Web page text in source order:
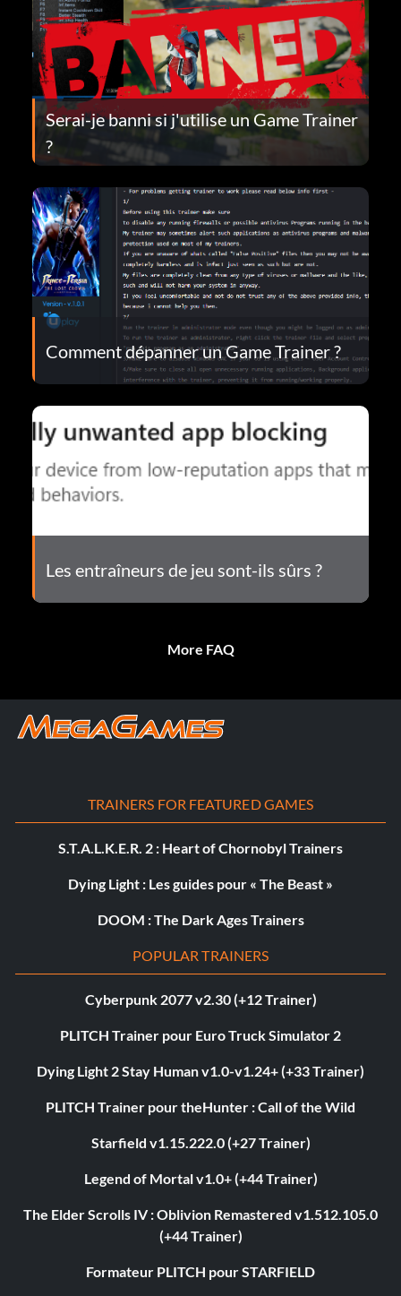
Serai-je banni si j'utilise un Game Trainer
?
Comment dépanner un Game Trainer ?
Les entraîneurs de jeu sont-ils sûrs ?
More FAQ
TRAINERS FOR FEATURED GAMES
S.T.A.L.K.E.R. 2 : Heart of Chornobyl Trainers
Dying Light : Les guides pour « The Beast »
DOOM : The Dark Ages Trainers
POPULAR TRAINERS
Cyberpunk 2077 v2.30 (+12 Trainer)
PLITCH Trainer pour Euro Truck Simulator 2
Dying Light 2 Stay Human v1.0-v1.24+ (+33 Trainer)
PLITCH Trainer pour theHunter : Call of the Wild
Starfield v1.15.222.0 (+27 Trainer)
Legend of Mortal v1.0+ (+44 Trainer)
The Elder Scrolls IV : Oblivion Remastered v1.512.105.0
(+44 Trainer)
Formateur PLITCH pour STARFIELD